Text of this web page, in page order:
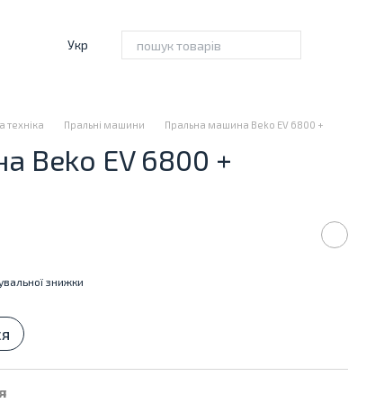
Укр
техніка Пральні машини Пральна машина Beko EV 6800 +
Beko EV 6800 +
знижки